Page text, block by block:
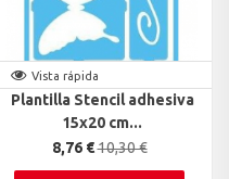
Vista rápida
Plantilla Stencil adhesiva
15x20 cm...
8,76 €10,30 €